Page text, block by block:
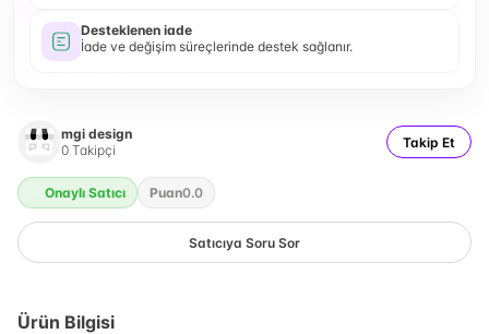
Desteklenen iade
İade ve değişim süreçlerinde destek sağlanır.
mgi design
0 Takipçi Takip Et
Onaylı Satıcı Puan0.0
Satıcıya Soru Sor
Ürün Bilgisi